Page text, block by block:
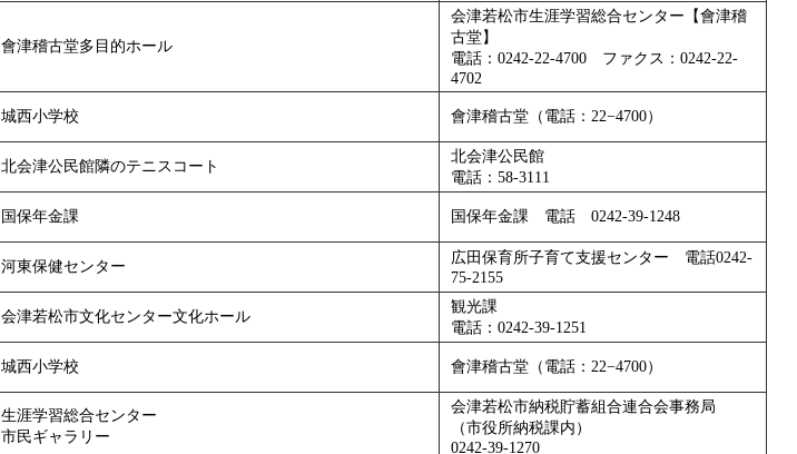
會津稽古堂多目的ホール
会津若松市生涯学習総合センター【會津稽
古堂】
電話：0242-22-4700 ファクス：0242-22-
4702
城西小学校 會津稽古堂（電話：22−4700）
北会津公民館隣のテニスコート
北会津公民館
電話：58-3111
国保年金課 国保年金課 電話 0242-39-1248
河東保健センター
広田保育所子育て支援センター 電話0242-
75-2155
会津若松市文化センター文化ホール
観光課
電話：0242-39-1251
城西小学校 會津稽古堂（電話：22−4700）
生涯学習総合センター
市民ギャラリー
会津若松市納税貯蓄組合連合会事務局
（市役所納税課内）
0242-39-1270